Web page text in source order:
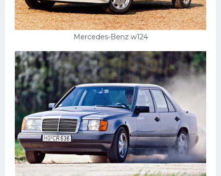
Mercedes-Benz w124